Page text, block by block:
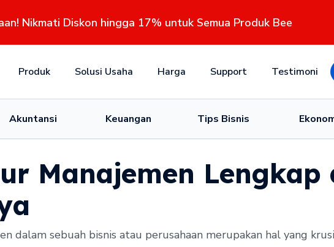
Nikmati Diskon hingga 17% untuk Semua Produk Bee
Produk Solusi Usaha Harga Support Testimoni
Akuntansi Keuangan Tips Bisnis
Manajemen Lengkap
dalam sebuah bisnis atau perusahaan merupakan hal yang